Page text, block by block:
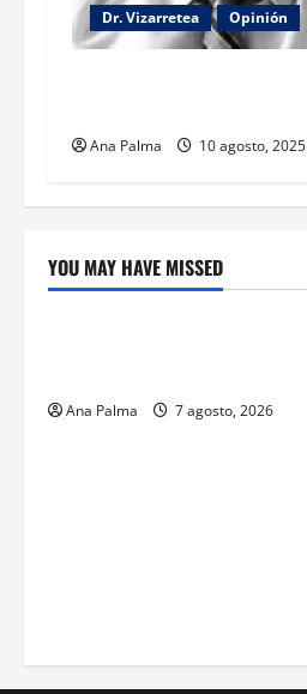
Dr. Vizarretea Opinión
Ana Palma 10 agosto, 2025
YOU MAY HAVE MISSED
Crítica de Cine
Ana Palma 7 agosto, 2026